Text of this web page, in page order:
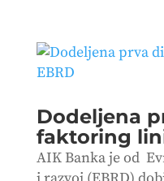
Dodeljena
faktoring
AIK Banka je od